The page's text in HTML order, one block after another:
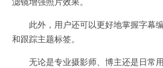
此外，用户还可以更好地掌握字幕
和跟踪主题标签。
无论是专业摄影师、博主还是日常